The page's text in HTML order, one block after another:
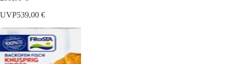
UVP539,00 €